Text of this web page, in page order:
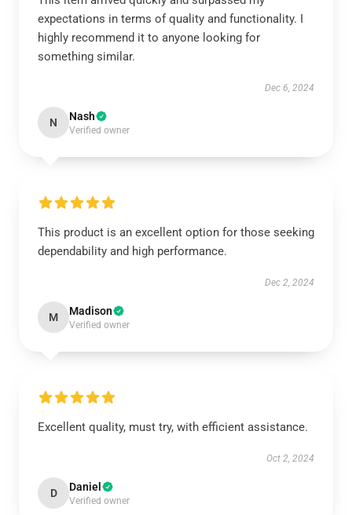
expectations in terms of quality and functionality. I
highly recommend it to anyone looking for
something similar.
Dec 6, 2024
N Nash
Verified owner
This product is an excellent option for those seeking
dependability and high performance.
Dec 2, 2024
M Madison
Verified owner
Excellent quality, must try, with efficient assistance.
Oct 2, 2024
D Daniel
Verified owner